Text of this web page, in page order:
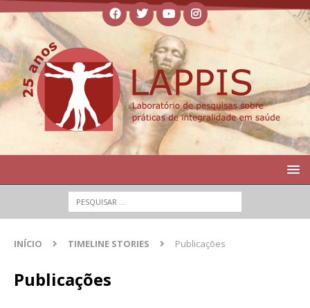
INÍCIO TIMELINE STORIES Publicações
Publicações